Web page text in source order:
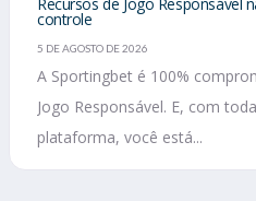
Recursos de Jogo Responsável
controle
5 DE AGOSTO DE 2026
A Sportingbet é 100%
Jogo Responsável. E, com
plataforma, você está...